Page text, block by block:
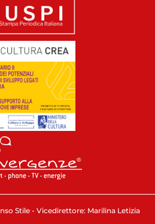
Stile - Vicedirettore: Marilina Letizia